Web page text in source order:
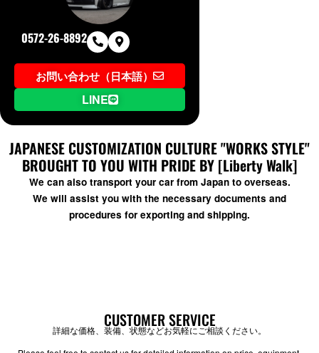
0572-26-8892
お問い合わせ（日本語）
LINE
JAPANESE CUSTOMIZATION CULTURE "WORKS STYLE"
BROUGHT TO YOU WITH PRIDE BY [Liberty Walk]
We can also transport your car from Japan to overseas.
We will assist you with the necessary documents and
procedures for exporting and shipping.
CUSTOMER SERVICE
詳細な価格、装備、状態などお気軽にご相談ください。